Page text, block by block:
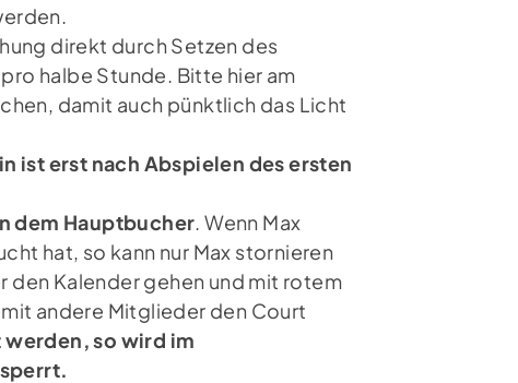
direkt durch Setzen des
halbe Stunde. Bitte hier am
damit auch pünktlich das Licht
ist erst nach Abspielen des ersten
dem Hauptbucher. Wenn Max
hat, so kann nur Max stornieren
den Kalender gehen und mit rotem
andere Mitglieder den Court
so wird im